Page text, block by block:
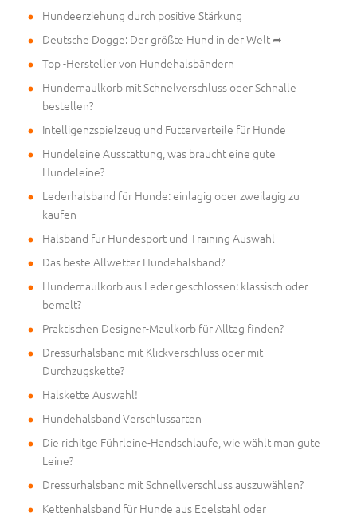
Hundeerziehung durch positive Stärkung
Deutsche Dogge: Der größte Hund in der Welt ➦
Top -Hersteller von Hundehalsbändern
Hundemaulkorb mit Schnelverschluss oder Schnalle
bestellen?
Intelligenzspielzeug und Futterverteile für Hunde
Hundeleine Ausstattung, was braucht eine gute
Hundeleine?
Lederhalsband für Hunde: einlagig oder zweilagig zu
kaufen
Halsband für Hundesport und Training Auswahl
Das beste Allwetter Hundehalsband?
Hundemaulkorb aus Leder geschlossen: klassisch oder
bemalt?
Praktischen Designer-Maulkorb für Alltag finden?
Dressurhalsband mit Klickverschluss oder mit
Durchzugskette?
Halskette Auswahl!
Hundehalsband Verschlussarten
Die richitge Führleine-Handschlaufe, wie wählt man gute
Leine?
Dressurhalsband mit Schnellverschluss auszuwählen?
Kettenhalsband für Hunde aus Edelstahl oder